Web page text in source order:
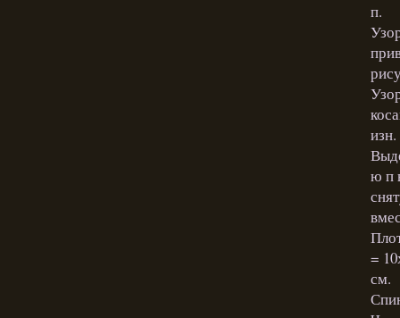
п.
ю п
=
см.